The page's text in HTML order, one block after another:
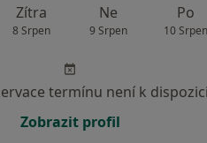
Zítra
8 Srpen
Ne
9 Srpen
Po
10 Srpen
termínu není k dispozici
Zobrazit profil